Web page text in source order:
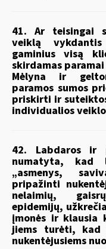
41. Ar teisingai
veiklą
gaminius visą
skirdamas
Mėlyna ir
paramos sumos
priskirti ir
individualios
42. Labdaros ir
numatyta, kad
„asmenys,
pripažinti
nelaimių,
epidemijų,
įmonės ir klausia
jiems turėti,
nukentėjusiems